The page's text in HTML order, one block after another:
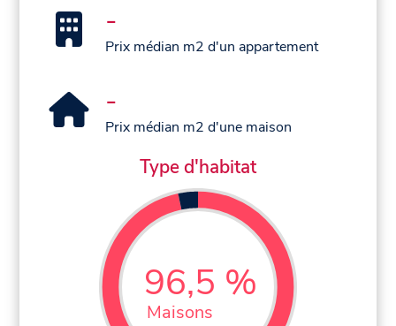
-
Prix médian m2 d'un appartement
-
Prix médian m2 d'une maison
Type d'habitat
96,5 %
Maisons